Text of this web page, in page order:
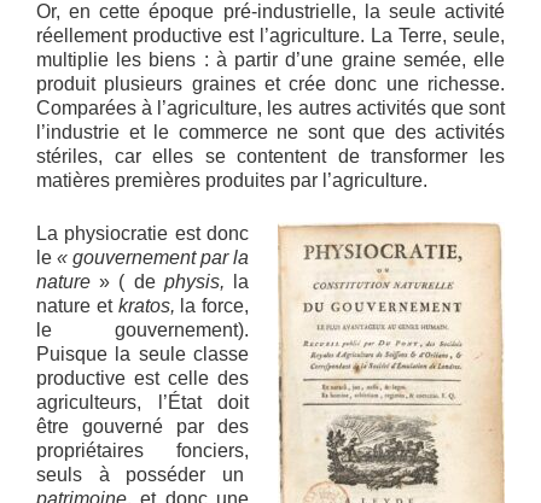
Or, en cette époque pré-industrielle, la seule activité
réellement productive est l’agriculture. La Terre, seule,
multiplie les biens : à partir d’une graine semée, elle
produit plusieurs graines et crée donc une richesse.
Comparées à l’agriculture, les autres activités que sont
l’industrie et le commerce ne sont que des activités
stériles, car elles se contentent de transformer les
matières premières produites par l’agriculture.
La physiocratie est donc
le « gouvernement par la
nature» ( de physis,
la
nature et kratos, la force,
le gouvernement).
Puisque la seule classe
productive est celle des
agriculteurs, l’État doit
être gouverné par des
propriétaires fonciers,
seuls à posséder un
patrimoine, et donc une